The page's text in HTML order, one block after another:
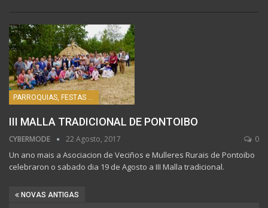
PARROQUIAS, FESTAS E HISTORIA
III MALLA TRADICIONAL DE PONTOIBO
CYBERMODE 22 Agosto, 2017 0
Un ano mais a Asociacion de Veciños e Mulleres Rurais de Pontoibo
celebraron o sabado dia 19 de Agosto a III Malla tradicional.
NOVAS ANTIGAS